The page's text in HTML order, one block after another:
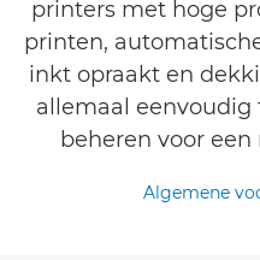
printers met hoge
printen,
inkt opraakt en
allemaal eenvoudig
beheren voor
Algemene